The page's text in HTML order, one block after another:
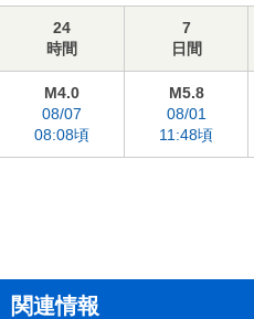
24
時間
7
日間
M4.0
08/07
08:08頃
M5.8
08/01
11:48頃
関連情報